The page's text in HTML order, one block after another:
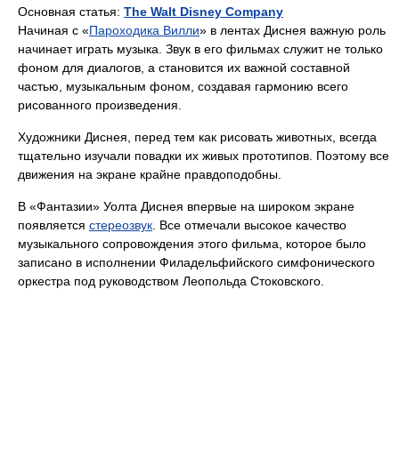
Основная статья: The Walt Disney Company
Начиная с «Пароходика Вилли» в лентах Диснея важную роль
начинает играть музыка. Звук в его фильмах служит не только
фоном для диалогов, а становится их важной составной
частью, музыкальным фоном, создавая гармонию всего
рисованного произведения.
Художники Диснея, перед тем как рисовать животных, всегда
тщательно изучали повадки их живых прототипов. Поэтому все
движения на экране крайне правдоподобны.
В «Фантазии» Уолта Диснея впервые на широком экране
появляется стереозвук . Все отмечали высокое качество
музыкального сопровождения этого фильма, которое было
записано в исполнении Филадельфийского симфонического
оркестра под руководством Леопольда Стоковского.